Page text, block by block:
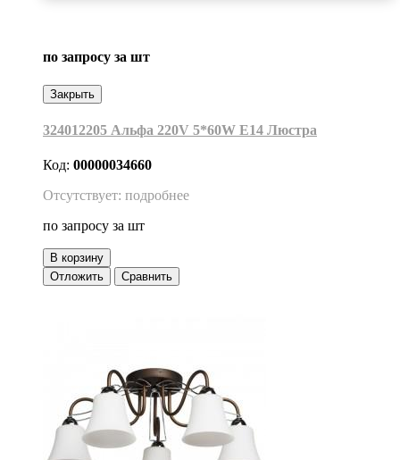
по запросу за шт
Закрыть
324012205 Альфа 220V 5*60W Е14 Люстра
Код: 00000034660
Отсутствует: подробнее
по запросу за шт
В корзину
Отложить
Сравнить